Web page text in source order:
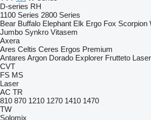
D-series RH
1100 Series 2800 Series
Bear Buffalo Elephant Elk Ergo Fox Scorpion
Jumbo Synkro Vitasem
Axera
Ares Celtis Ceres Ergos Premium
Antares Argon Dorado Explorer Frutteto Laser
CVT
FS MS
Laser
AC TR
810 870 1210 1270 1410 1470
TW
Solomix